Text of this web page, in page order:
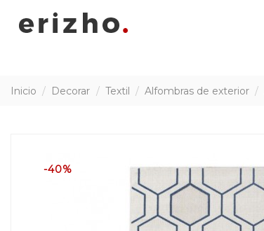
Inicio Decorar Textil Alfombras de exterior
-40%